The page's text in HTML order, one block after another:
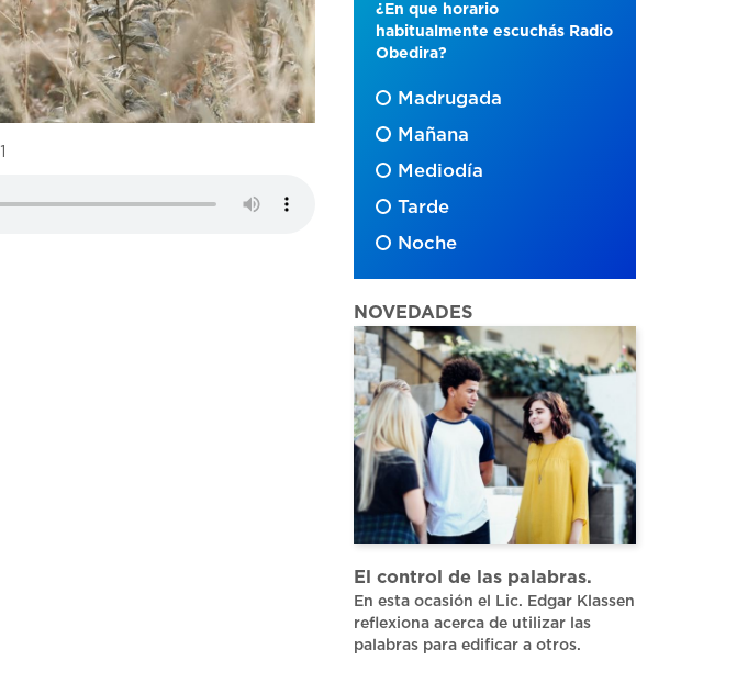
¿En que horario
habitualmente escuchás Radio
Obedira?
Madrugada
Mañana
Mediodía
Tarde
Noche
NOVEDADES
El control de las palabras.
En esta ocasión el Lic. Edgar Klassen
reflexiona acerca de utilizar las
palabras para edificar a otros.